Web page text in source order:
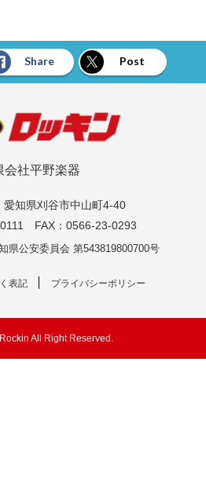
Share Post
会社平野楽器
知県刈谷市中山町4-40
FAX：0566-23-0293
県公安委員会 第543819800700号
表記 プライバシーポリシー
All Right Reserved.